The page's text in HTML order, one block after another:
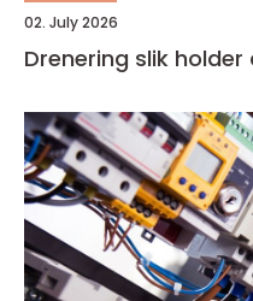
02. July 2026
Drenering